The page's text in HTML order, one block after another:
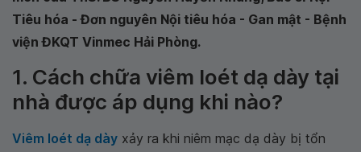
Tiêu hóa - Đơn nguyên Nội tiêu hóa - Gan mật - Bệnh
viện ĐKQT Vinmec Hải Phòng.
1. Cách chữa viêm loét dạ dày tại
nhà được áp dụng khi nào?
Viêm loét dạ dày xảy ra khi niêm mạc dạ dày bị tổn